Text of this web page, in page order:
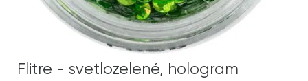
Flitre - svetlozelené, hologram